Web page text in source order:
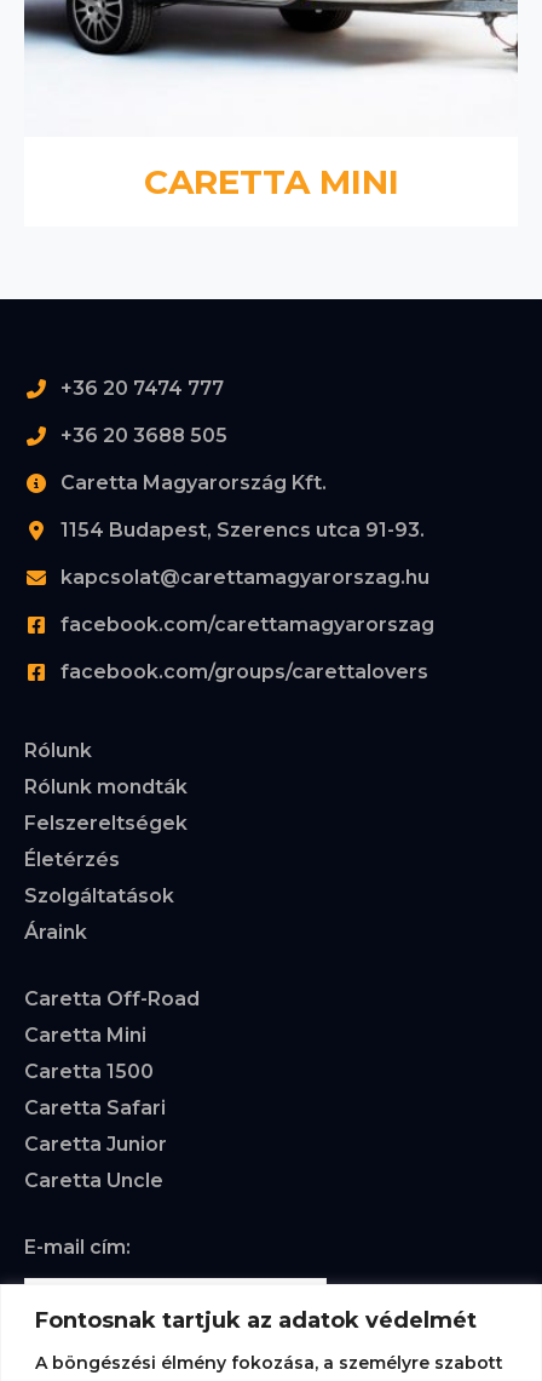
Fontosnak tartjuk az adatok védelmét
A böngészési élmény fokozása, a személyre szabott
CARETTA MINI
+36 20 7474 777
+36 20 3688 505
Caretta Magyarország Kft.
1154 Budapest, Szerencs utca 91-93.
kapcsolat@carettamagyarorszag.hu
facebook.com/carettamagyarorszag
facebook.com/groups/carettalovers
Rólunk
Rólunk mondták
Felszereltségek
Életérzés
Szolgáltatások
Áraink
Caretta Off-Road
Caretta Mini
Caretta 1500
Caretta Safari
Caretta Junior
Caretta Uncle
E-mail cím: